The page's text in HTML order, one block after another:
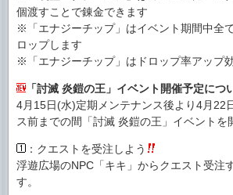
個渡すことで錬金できます
※「エナジーチップ」はイベント期間中全
ロップします
※「エナジーチップ」はドロップ率アップ
「討滅 炎鎧の王」イベント開催予定につ
4月15日(水)定期メンテナンス後より4月22
ス前までの間「討滅 炎鎧の王」イベントを
：クエストを受注しよう
浮遊広場のNPC「キキ」からクエスト受注
す。